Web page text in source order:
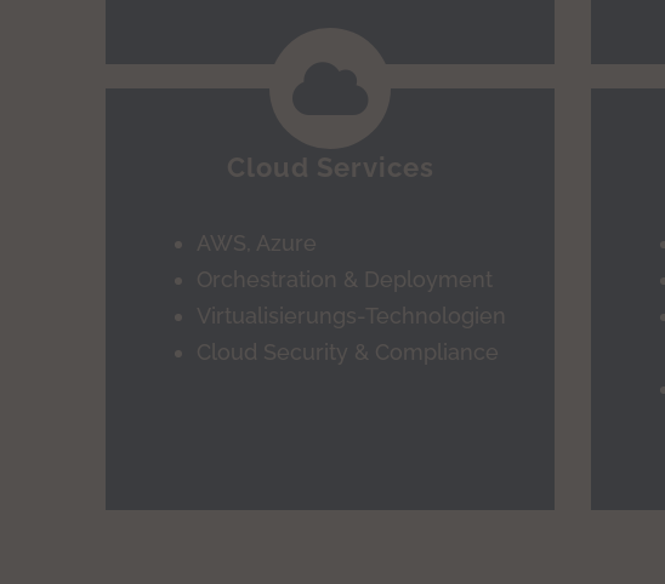
Cloud Services
AWS, Azure
Orchestration & Deployment
Virtualisierungs-Technologien
Cloud Security & Compliance